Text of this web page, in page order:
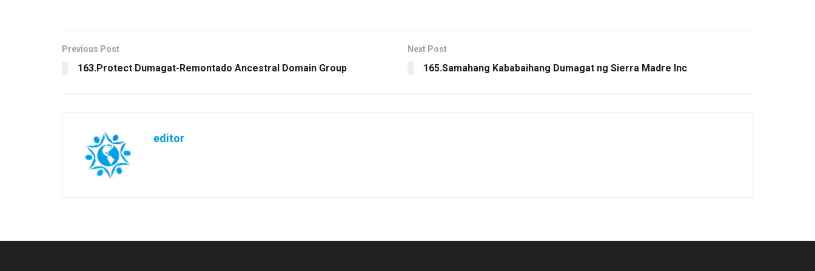
Previous Post
163.Protect Dumagat-Remontado Ancestral Domain Group
Next Post
165.Samahang Kababaihang Dumagat ng Sierra Madre Inc
editor